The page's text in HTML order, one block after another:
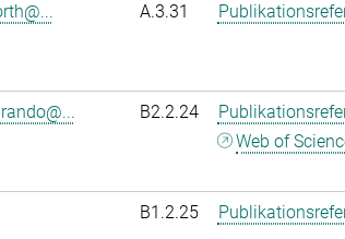
A.3.31
B2.2.24
Web of
B1.2.25